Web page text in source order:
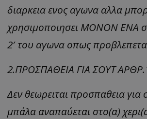
διαρκεια ενος αγωνα αλλα
χρησιμοποιησει ΜΟΝΟΝ ΕΝΑ
2′ του αγωνα οπως
2.ΠΡΟΣΠΑΘΕΙΑ ΓΙΑ ΣΟΥΤ
Δεν θεωρειται προσπαθεια για
μπάλα αναπαύεται στο(α)